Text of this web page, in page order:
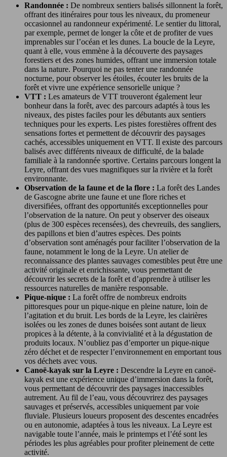
Randonnée : De nombreux sentiers balisés sillonnent la forêt,
offrant des itinéraires pour tous les niveaux, du promeneur
occasionnel au randonneur expérimenté. Le sentier du littoral,
par exemple, permet de longer la côte et de profiter de vues
imprenables sur l’océan et les dunes. La boucle de la Leyre,
quant à elle, vous emmène à la découverte des paysages
forestiers et des zones humides, offrant une immersion totale
dans la nature. Pourquoi ne pas tenter une randonnée
nocturne, pour observer les étoiles, écouter les bruits de la
forêt et vivre une expérience sensorielle unique ?
VTT : Les amateurs de VTT trouveront également leur
bonheur dans la forêt, avec des parcours adaptés à tous les
niveaux, des pistes faciles pour les débutants aux sentiers
techniques pour les experts. Les pistes forestières offrent des
sensations fortes et permettent de découvrir des paysages
cachés, accessibles uniquement en VTT. Il existe des parcours
balisés avec différents niveaux de difficulté, de la balade
familiale à la randonnée sportive. Certains parcours longent la
Leyre, offrant des vues magnifiques sur la rivière et la forêt
environnante.
Observation de la faune et de la flore : La forêt des Landes
de Gascogne abrite une faune et une flore riches et
diversifiées, offrant des opportunités exceptionnelles pour
l’observation de la nature. On peut y observer des oiseaux
(plus de 300 espèces recensées), des chevreuils, des sangliers,
des papillons et bien d’autres espèces. Des points
d’observation sont aménagés pour faciliter l’observation de la
faune, notamment le long de la Leyre. Un atelier de
reconnaissance des plantes sauvages comestibles peut être une
activité originale et enrichissante, vous permettant de
découvrir les secrets de la forêt et d’apprendre à utiliser les
ressources naturelles de manière responsable.
Pique-nique : La forêt offre de nombreux endroits
pittoresques pour un pique-nique en pleine nature, loin de
l’agitation et du bruit. Les bords de la Leyre, les clairières
isolées ou les zones de dunes boisées sont autant de lieux
propices à la détente, à la convivialité et à la dégustation de
produits locaux. N’oubliez pas d’emporter un pique-nique
zéro déchet et de respecter l’environnement en emportant tous
vos déchets avec vous.
Canoë-kayak sur la Leyre : Descendre la Leyre en canoë-
kayak est une expérience unique d’immersion dans la forêt,
vous permettant de découvrir des paysages inaccessibles
autrement. Au fil de l’eau, vous découvrirez des paysages
sauvages et préservés, accessibles uniquement par voie
fluviale. Plusieurs loueurs proposent des descentes encadrées
ou en autonomie, adaptées à tous les niveaux. La Leyre est
navigable toute l’année, mais le printemps et l’été sont les
périodes les plus agréables pour profiter pleinement de cette
activité.